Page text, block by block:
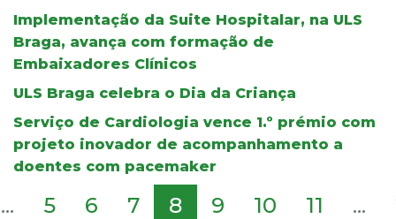
Implementação da Suite Hospitalar, na ULS
Braga, avança com formação de
Embaixadores Clínicos
ULS Braga celebra o Dia da Criança
Serviço de Cardiologia vence 1.º prémio com
projeto inovador de acompanhamento a
doentes com pacemaker
... 5 6 7 8 9 10 11 ...